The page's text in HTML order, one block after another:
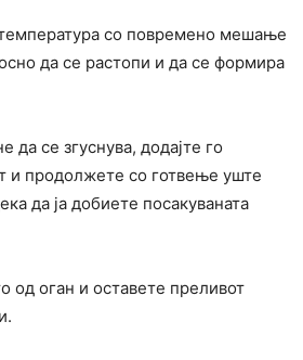
со повремено мешање
да се растопи и да се формира
да се згуснува, додајте го
и продолжете со готвење уште
да ја добиете посакуваната
од оган и оставете преливот